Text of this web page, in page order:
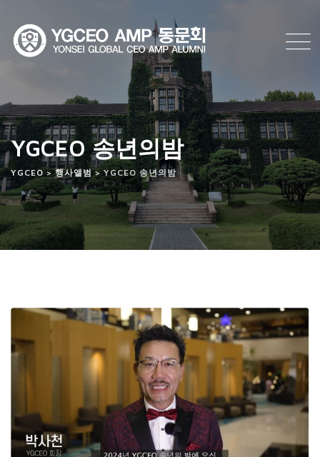
YGCEO 송년의밤
YGCEO>행사앨범>YGCEO 송년의밤